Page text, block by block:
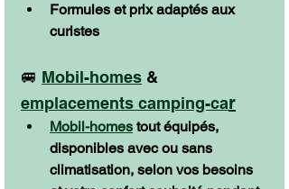
Formules et prix adaptés aux
curistes
🚐 Mobil-homes &
emplacements camping-car
Mobil-homes tout équipés,
disponibles avec ou sans
climatisation, selon vos besoins